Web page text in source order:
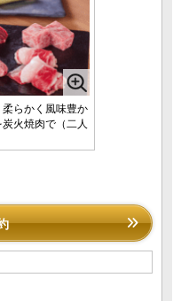
柔らかく風味豊か
火焼肉で（二人